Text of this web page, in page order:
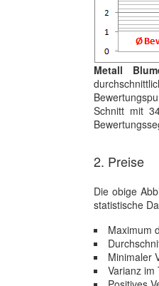
Metall
Schnitt mit
2. Preise
Die obige
statistische
Maximum
Minimaler
Varianz im